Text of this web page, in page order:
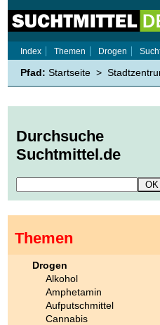
Index
Themen Drogen
Pfad: Startseite >
Durchsuche
Suchtmittel.de
Themen
Drogen
Alkohol
Amphetamin
Aufputschmittel
Cannabis